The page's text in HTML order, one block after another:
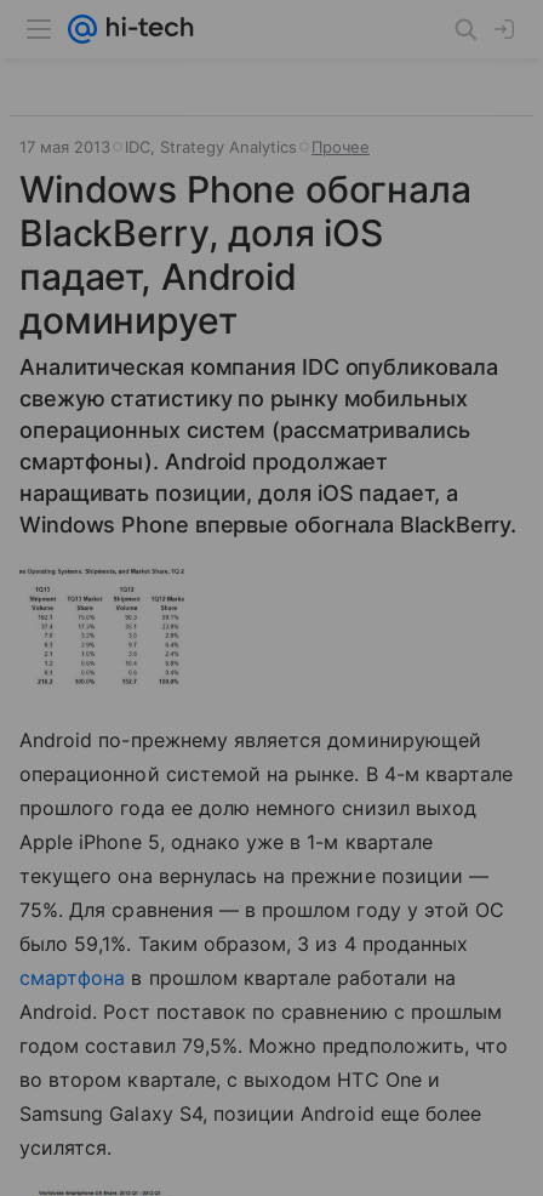
17 мая 2013 IDC, Strategy Analytics Прочее
Windows Phone обогнала
BlackBerry, доля iOS
падает, Android
доминирует
Аналитическая компания IDC опубликовала
свежую статистику по рынку мобильных
операционных систем (рассматривались
смартфоны). Android продолжает
наращивать позиции, доля iOS падает, а
Windows Phone впервые обогнала BlackBerry.
Android по-прежнему является доминирующей
операционной системой на рынке. В 4-м квартале
прошлого года ее долю немного снизил выход
Apple iPhone 5, однако уже в 1-м квартале
текущего она вернулась на прежние позиции —
75%. Для сравнения — в прошлом году у этой ОС
было 59,1%. Таким образом, 3 из 4 проданных
смартфона в прошлом квартале работали на
Android. Рост поставок по сравнению с прошлым
годом составил 79,5%. Можно предположить, что
во втором квартале, с выходом HTC One и
Samsung Galaxy S4, позиции Android еще более
усилятся.